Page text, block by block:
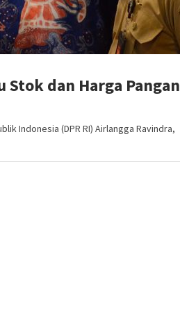
Stok dan Harga Pangan
Indonesia (DPR RI) Airlangga Ravindra,